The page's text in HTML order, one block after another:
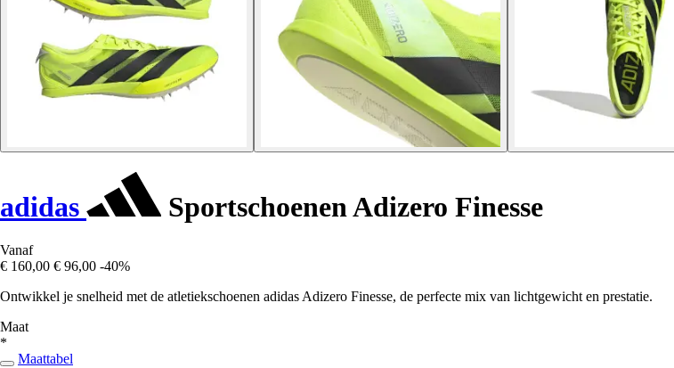
adidas Sportschoenen Adizero Finesse
Vanaf
€ 160,00 € 96,00 -40%
Ontwikkel je snelheid met de atletiekschoenen adidas Adizero Finesse, de perfecte mix van lichtgewicht en prestatie.
Maat
*
Maattabel